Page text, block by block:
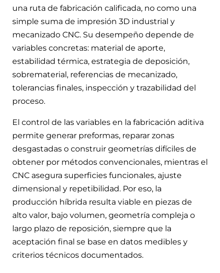
una ruta de fabricación calificada, no como una
simple suma de impresión 3D industrial y
mecanizado CNC. Su desempeño depende de
variables concretas: material de aporte,
estabilidad térmica, estrategia de deposición,
sobrematerial, referencias de mecanizado,
tolerancias finales, inspección y trazabilidad del
proceso.
El control de las variables en la fabricación aditiva
permite generar preformas, reparar zonas
desgastadas o construir geometrías difíciles de
obtener por métodos convencionales, mientras el
CNC asegura superficies funcionales, ajuste
dimensional y repetibilidad. Por eso, la
producción híbrida resulta viable en piezas de
alto valor, bajo volumen, geometría compleja o
largo plazo de reposición, siempre que la
aceptación final se base en datos medibles y
criterios técnicos documentados.